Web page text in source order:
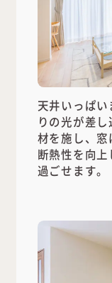
天井いっぱ
りの光が差
材を施し、
断熱性を向
過ごせます。